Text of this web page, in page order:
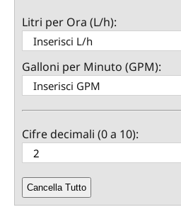
Litri per Ora (L/h):
Galloni per Minuto (GPM):
Cifre decimali (0 a 10):
Cancella Tutto